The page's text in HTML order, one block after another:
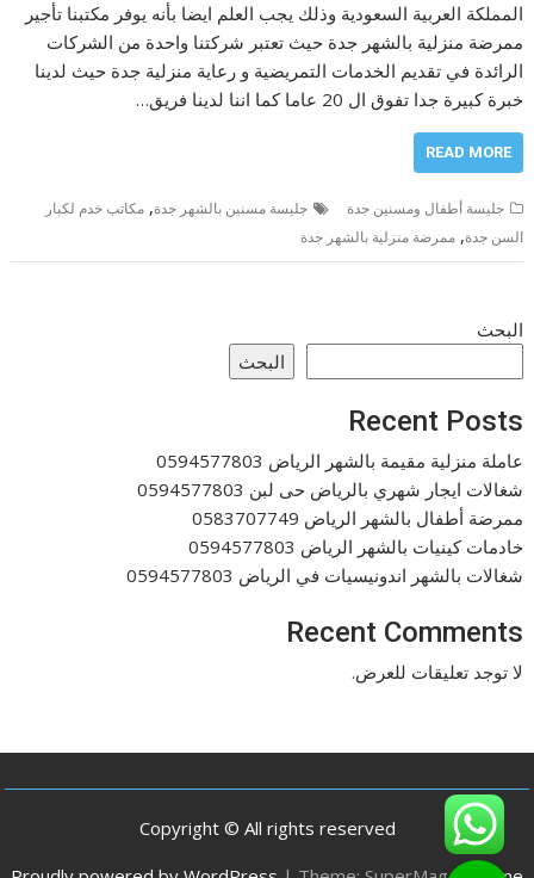
المملكة العربية السعودية وذلك يجب العلم ايضا بأنه يوفر مكتبنا تأجير
ممرضة منزلية بالشهر جدة حيث تعتبر شركتنا واحدة من الشركات
الرائدة في تقديم الخدمات التمريضية و رعاية منزلية جدة حيث لدينا
خبرة كبيرة جدا تفوق ال 20 عاما كما اننا لدينا فريق…
READ MORE
جليسة أطفال ومسنين جدة جليسة مسنين بالشهر جدة,مكاتب خدم لكبار
السن جدة,ممرضة منزلية بالشهر جدة
البحث
البحث
Recent Posts
عاملة منزلية مقيمة بالشهر الرياض 0594577803
شغالات ايجار شهري بالرياض حى لبن 0594577803
ممرضة أطفال بالشهر الرياض 0583707749
خادمات كينيات بالشهر الرياض 0594577803
شغالات بالشهر اندونيسيات في الرياض 0594577803
Recent Comments
لا توجد تعليقات للعرض.
Copyright © All rights reserved